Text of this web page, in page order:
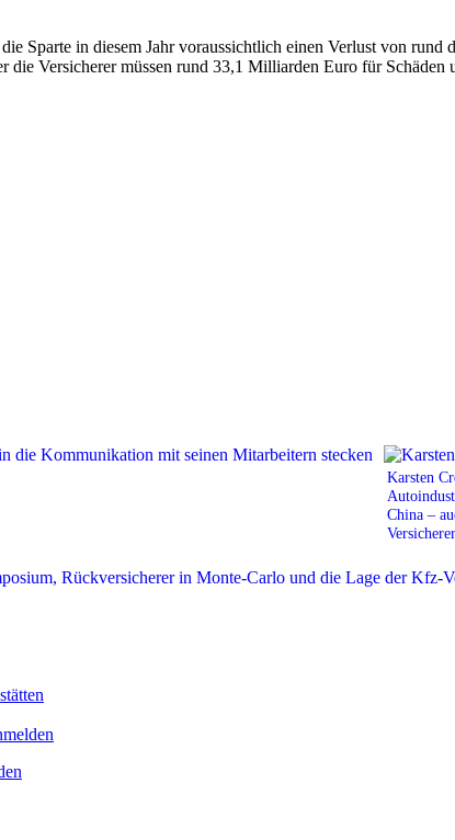
Sparte in diesem Jahr voraussichtlich einen Verlust von
Versicherer müssen rund 33,1 Milliarden Euro für
Karsten
China –
Versicherer